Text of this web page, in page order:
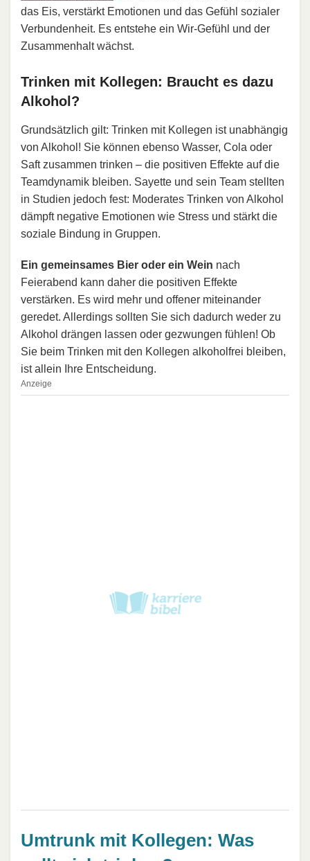
das Eis, verstärkt Emotionen und das Gefühl sozialer
Verbundenheit. Es entstehe ein Wir-Gefühl und der
Zusammenhalt wächst.
Trinken mit Kollegen: Braucht es dazu
Alkohol?
Grundsätzlich gilt: Trinken mit Kollegen ist unabhängig
von Alkohol! Sie können ebenso Wasser, Cola oder
Saft zusammen trinken – die positiven Effekte auf die
Teamdynamik bleiben. Sayette und sein Team stellten
in Studien jedoch fest: Moderates Trinken von Alkohol
dämpft negative Emotionen wie Stress und stärkt die
soziale Bindung in Gruppen.
Ein gemeinsames Bier oder ein Wein nach
Feierabend kann daher die positiven Effekte
verstärken. Es wird mehr und offener miteinander
geredet. Allerdings sollten Sie sich dadurch weder zu
Alkohol drängen lassen oder gezwungen fühlen! Ob
Sie beim Trinken mit den Kollegen alkoholfrei bleiben,
ist allein Ihre Entscheidung.
Anzeige
Umtrunk mit Kollegen: Was